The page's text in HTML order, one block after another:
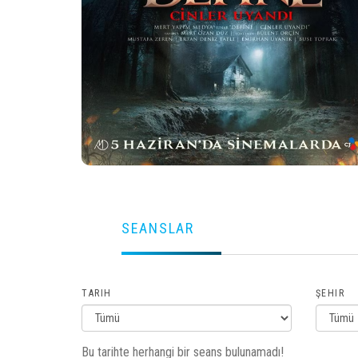
SEANSLAR
TARIH ŞEHIR
Bu tarihte herhangi bir seans bulunamadı!